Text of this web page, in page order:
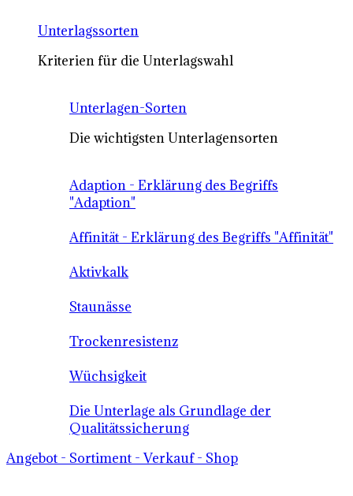
Unterlagssorten
Kriterien für die Unterlagswahl
Unterlagen-Sorten
Die wichtigsten Unterlagensorten
Adaption - Erklärung des Begriffs
"Adaption"
Affinität - Erklärung des Begriffs "Affinität"
Aktivkalk
Staunässe
Trockenresistenz
Wüchsigkeit
Die Unterlage als Grundlage der
Qualitätssicherung
Angebot - Sortiment - Verkauf - Shop